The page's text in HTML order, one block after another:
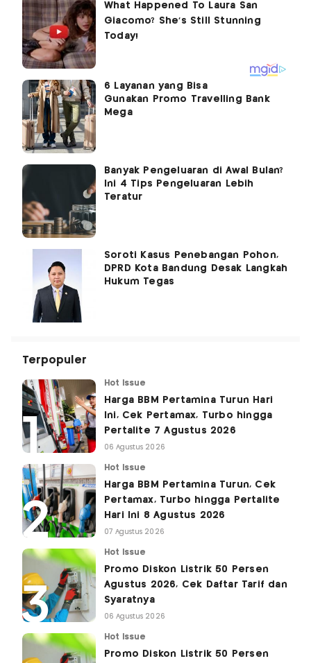
6 Layanan yang Bisa
Gunakan Promo Travelling Bank
Mega
Banyak Pengeluaran di Awal Bulan?
Ini 4 Tips Pengeluaran Lebih
Teratur
Soroti Kasus Penebangan Pohon,
DPRD Kota Bandung Desak Langkah
Hukum Tegas
Terpopuler
Hot Issue
Harga BBM Pertamina Turun Hari
Ini, Cek Pertamax, Turbo hingga
Pertalite 7 Agustus 2026
06 Agustus 2026
Hot Issue
Harga BBM Pertamina Turun, Cek
Pertamax, Turbo hingga Pertalite
Hari Ini 8 Agustus 2026
07 Agustus 2026
Hot Issue
Promo Diskon Listrik 50 Persen
Agustus 2026, Cek Daftar Tarif dan
Syaratnya
06 Agustus 2026
Hot Issue
Promo Diskon Listrik 50 Persen